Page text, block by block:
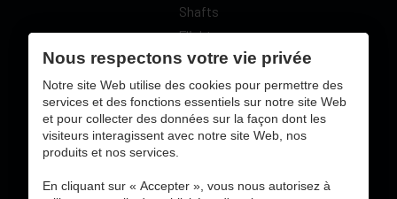
Shafts
Flights
L-Style
sécure paiement en ligne avec:
Nous respectons votre vie privée
Notre site Web utilise des cookies pour permettre des
services et des fonctions essentiels sur notre site Web
et pour collecter des données sur la façon dont les
visiteurs interagissent avec notre site Web, nos
produits et nos services.
En cliquant sur « Accepter », vous nous autorisez à